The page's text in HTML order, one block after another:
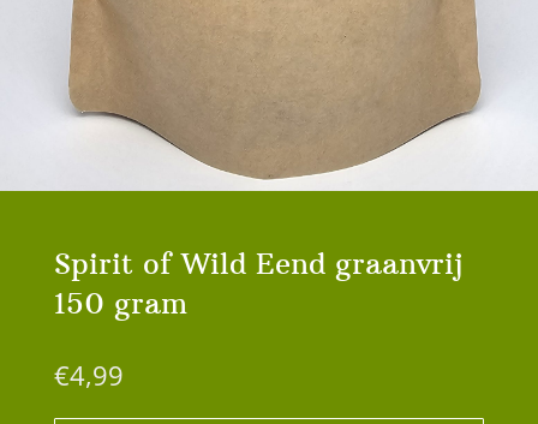
Spirit of Wild Eend graanvrij
150 gram
€4,99